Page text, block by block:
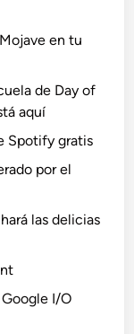
en tu
de Day of
aquí
Spotify gratis
por el
las delicias
I/O